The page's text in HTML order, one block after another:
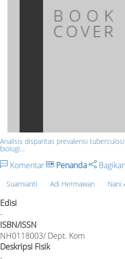
Analisis disparitas prevalensi
biologi…
Komentar Penanda Bagikan
Suarnianti Adi Hermawan Nani
Edisi
-
ISBN/ISSN
NH0118003/ Dept. Kom
Deskripsi Fisik